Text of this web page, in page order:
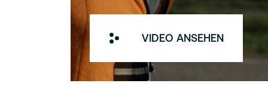
VIDEO ANSEHEN